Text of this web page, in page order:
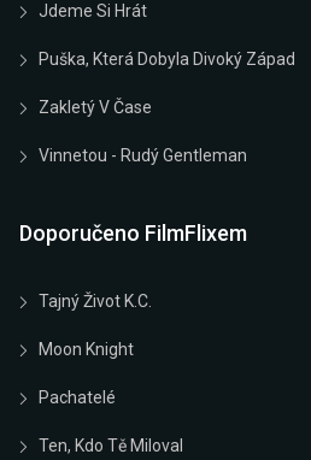
Jdeme Si Hrát
Puška, Která Dobyla Divoký Západ
Zakletý V Čase
Vinnetou - Rudý Gentleman
Doporučeno FilmFlixem
Tajný Život K.C.
Moon Knight
Pachatelé
Ten, Kdo Tě Miloval